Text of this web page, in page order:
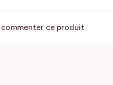
ce produit